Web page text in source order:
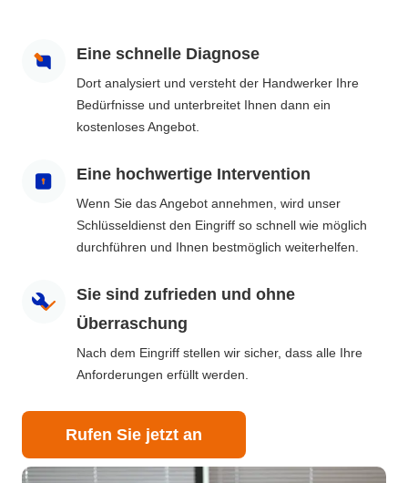
Eine schnelle Diagnose
Dort analysiert und versteht der Handwerker Ihre
Bedürfnisse und unterbreitet Ihnen dann ein
kostenloses Angebot.
Eine hochwertige Intervention
Wenn Sie das Angebot annehmen, wird unser
Schlüsseldienst den Eingriff so schnell wie möglich
durchführen und Ihnen bestmöglich weiterhelfen.
Sie sind zufrieden und ohne
Überraschung
Nach dem Eingriff stellen wir sicher, dass alle Ihre
Anforderungen erfüllt werden.
Rufen Sie jetzt an